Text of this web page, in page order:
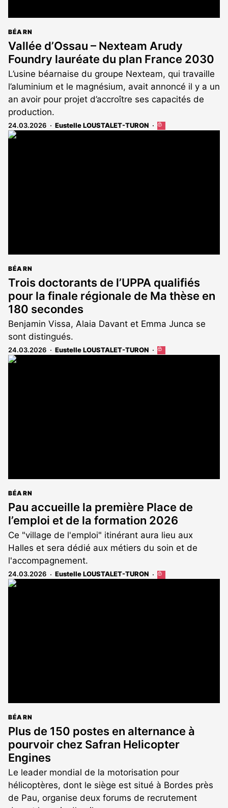
BÉARN
Vallée d’Ossau – Nexteam Arudy
Foundry lauréate du plan France 2030
L’usine béarnaise du groupe Nexteam, qui travaille
l’aluminium et le magnésium, avait annoncé il y a un
an avoir pour projet d’accroître ses capacités de
production.
24.03.2026 Eustelle LOUSTALET-TURON
Cet
BÉARN
Trois doctorants de l’UPPA qualifiés
pour la finale régionale de Ma thèse en
180 secondes
Benjamin Vissa, Alaia Davant et Emma Junca se
sont distingués.
24.03.2026 Eustelle LOUSTALET-TURON
Cet
BÉARN
Pau accueille la première Place de
l’emploi et de la formation 2026
Ce "village de l'emploi" itinérant aura lieu aux
Halles et sera dédié aux métiers du soin et de
l'accompagnement.
24.03.2026 Eustelle LOUSTALET-TURON
Cet
BÉARN
Plus de 150 postes en alternance à
pourvoir chez Safran Helicopter
Engines
Le leader mondial de la motorisation pour
hélicoptères, dont le siège est situé à Bordes près
de Pau, organise deux forums de recrutement